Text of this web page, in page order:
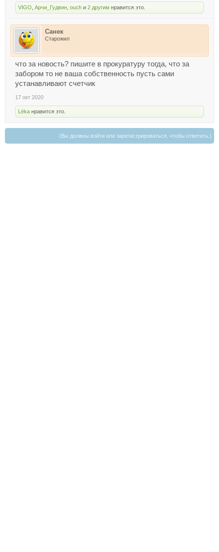
VIGO Арчи_Гудвин ouch и 2 другим нравится это.
Санек
Старожил
что за новость? пишите в прокуратуру тогда, что за
забором то не ваша собственность пусть сами
устанавливают счетчик
17 окт 2020
Lёka нравится это.
(Вы должны войти или зарегистрироваться, чтобы ответить.)